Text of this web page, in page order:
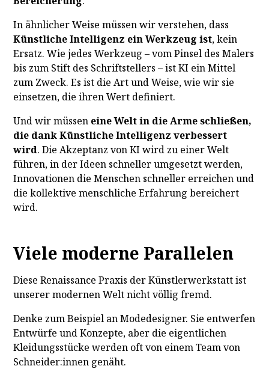
In ähnlicher Weise müssen wir verstehen, dass
Künstliche Intelligenz ein Werkzeug ist, kein
Ersatz. Wie jedes Werkzeug – vom Pinsel des Malers
bis zum Stift des Schriftstellers – ist KI ein Mittel
zum Zweck. Es ist die Art und Weise, wie wir sie
einsetzen, die ihren Wert definiert.
Und wir müssen eine Welt in die Arme schließen,
die dank Künstliche Intelligenz verbessert
wird. Die Akzeptanz von KI wird zu einer Welt
führen, in der Ideen schneller umgesetzt werden,
Innovationen die Menschen schneller erreichen und
die kollektive menschliche Erfahrung bereichert
wird.
Viele moderne Parallelen
Diese Renaissance Praxis der Künstlerwerkstatt ist
unserer modernen Welt nicht völlig fremd.
Denke zum Beispiel an Modedesigner. Sie entwerfen
Entwürfe und Konzepte, aber die eigentlichen
Kleidungsstücke werden oft von einem Team von
Schneider:innen genäht.